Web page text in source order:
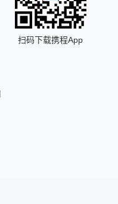
扫码下载携程App